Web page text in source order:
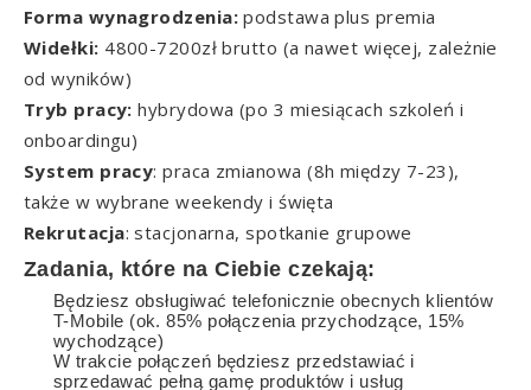
Forma wynagrodzenia: podstawa plus premia
Widełki: 4800-7200zł brutto (a nawet więcej, zależnie
od wyników)
Tryb pracy:hybrydowa (po 3 miesiącach szkoleń i
onboardingu)
System pracy: praca zmianowa (8h między 7-23),
także w wybrane weekendy i święta
Rekrutacja: stacjonarna, spotkanie grupowe
Zadania, które na Ciebie czekają:
Będziesz obsługiwać telefonicznie obecnych klientów
T-Mobile (ok. 85% połączenia przychodzące, 15%
wychodzące)
W trakcie połączeń będziesz przedstawiać i
sprzedawać pełną gamę produktów i usług